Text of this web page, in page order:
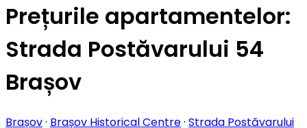
Prețurile apartamentelor:
Strada Postăvarului 54
Brașov
Brașov· Brașov Historical Centre· Strada Postăvarului